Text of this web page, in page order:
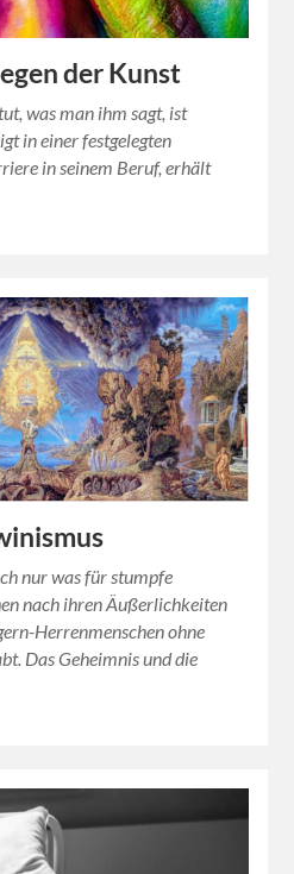
der Kunst
was man ihm sagt, ist
in einer festgelegten
in seinem Beruf, erhält
nur was für stumpfe
nach ihren Äußerlichkeiten
Herrenmenschen ohne
Das Geheimnis und die